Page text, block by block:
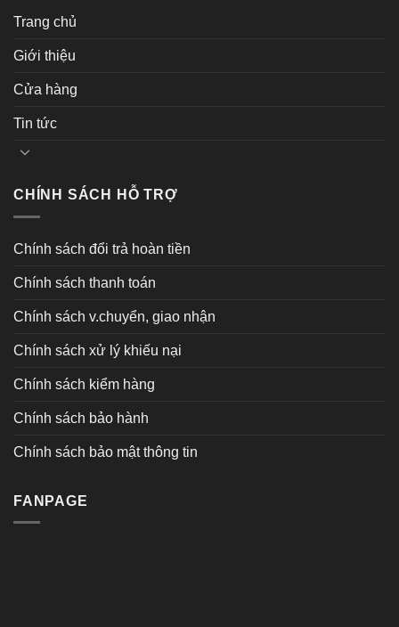
Trang chủ
Giới thiệu
Cửa hàng
Tin tức
CHÍNH SÁCH HỖ TRỢ
Chính sách đổi trả hoàn tiền
Chính sách thanh toán
Chính sách v.chuyển, giao nhận
Chính sách xử lý khiếu nại
Chính sách kiểm hàng
Chính sách bảo hành
Chính sách bảo mật thông tin
FANPAGE